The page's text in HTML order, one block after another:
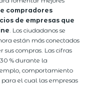
compradores
de empresas que
. Los ciudadanos se
están más conectados
compras. Las cifras
% durante la
comportamiento
el cual las empresas